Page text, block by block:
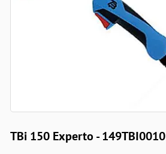
TBi 150 Experto - 149TBI0010